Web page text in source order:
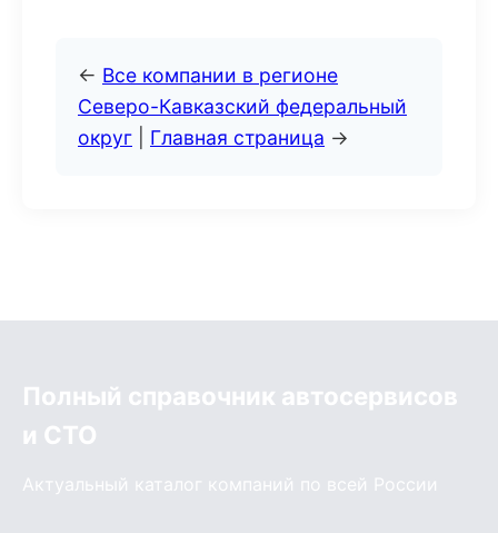
← Все компании в регионе
Северо-Кавказский федеральный
округ
Главная страница →
Полный справочник автосервисов
и СТО
Актуальный каталог компаний по всей России